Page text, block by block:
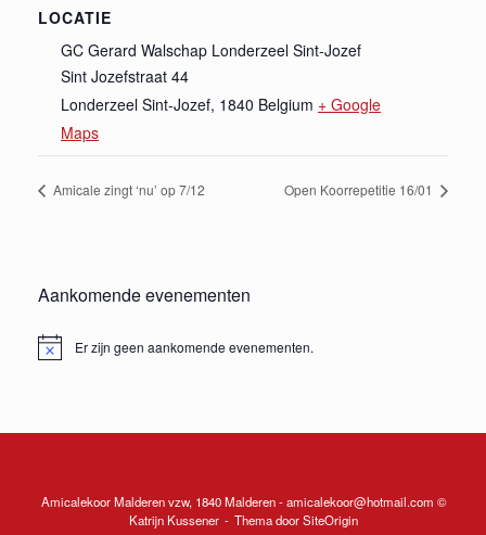
LOCATIE
GC Gerard Walschap Londerzeel Sint-Jozef
Sint Jozefstraat 44
Londerzeel Sint-Jozef, 1840 Belgium + Google
Maps
Amicale zingt ‘nu’ op 7/12 Open Koorrepetitie 16/01
Aankomende evenementen
BerichtEr zijn geen aankomende evenementen.
Amicalekoor Malderen vzw, 1840 Malderen - amicalekoor@hotmail.com ©
Katrijn Kussener
Thema doorSiteOrigin